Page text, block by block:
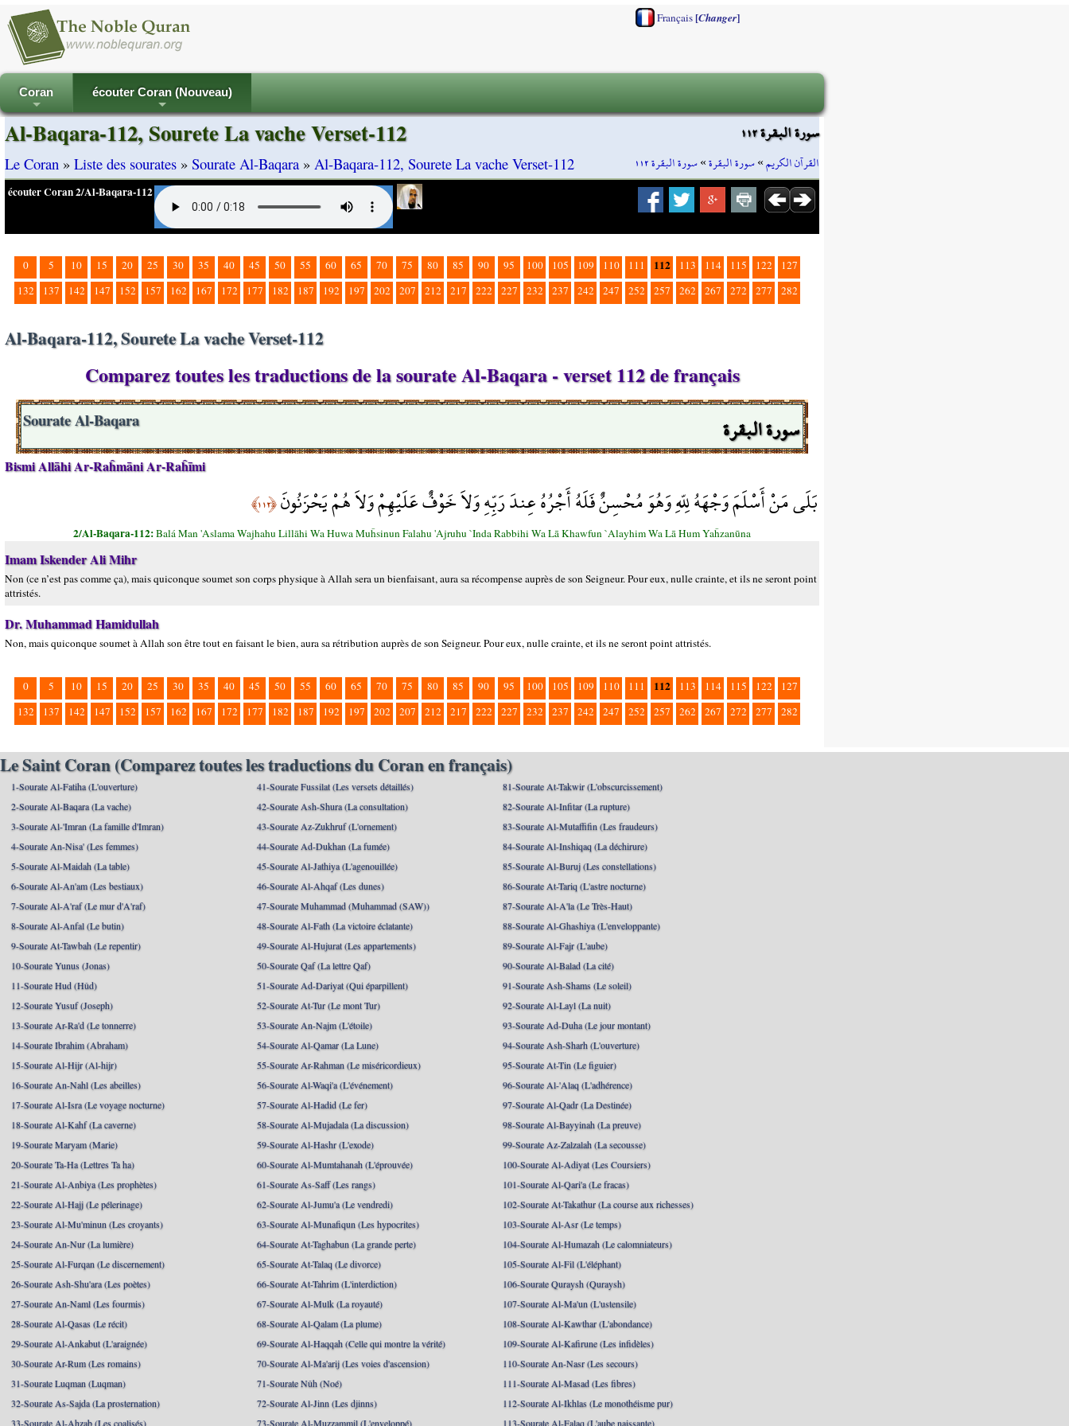
Français[Changer]
+
Coran
+
écouter Coran (Nouveau)
سورة البقرة ١١٢
القرآن الكريم»سورة البقرة»سورة البقرة ١١٢
Al-Baqara-112, Sourete La vache Verset-112
Le Coran » Liste des sourates » Sourate Al-Baqara » Al-Baqara-112, Sourete La vache Verset-112
écouter Coran 2/Al-Baqara-112
0 5 10 15 20 25 30 35 40 45 50 55 60 65 70 75 80 85 90 95 100 105 109 110 111 112 113 114 115 122
127
132
137 142 147 152 157 162 167 172 177 182 187 192 197 202 207 212 217 222 227 232 237 242 247 252 257 262 267 272 277 282
Al-Baqara-112, Sourete La vache Verset-112
Comparez toutes les traductions de la sourate Al-Baqara - verset 112 de français
سورة البقرة Sourate Al-Baqara
Bismi Allāhi Ar-Raĥmāni Ar-Raĥīmi
بَلَى مَنْ أَسْلَمَ وَجْهَهُ لِلّهِ وَهُوَ مُحْسِنٌ فَلَهُ أَجْرُهُ عِندَ رَبِّهِ وَلاَ خَوْفٌ عَلَيْهِمْ وَلاَ هُمْ يَحْزَنُونَ﴿١١٢﴾
2/Al-Baqara-112:Balá Man 'Aslama Wajhahu Lillāhi Wa Huwa Muĥsinun Falahu 'Ajruhu `Inda Rabbihi Wa Lā Khawfun `Alayhim Wa Lā Hum Yaĥzanūna
Imam Iskender Ali Mihr
Non (ce n’est pas comme ça), mais quiconque soumet son corps physique à Allah sera un bienfaisant, aura sa récompense auprès de son Seigneur. Pour eux, nulle crainte, et ils ne seront point
attristés.
Dr. Muhammad Hamidullah
Non, mais quiconque soumet à Allah son être tout en faisant le bien, aura sa rétribution auprès de son Seigneur. Pour eux, nulle crainte, et ils ne seront point attristés.
0 5 10 15 20 25 30 35 40 45 50 55 60 65 70 75 80 85 90 95 100 105 109 110 111 112 113 114 115 122
127
132
137 142 147 152 157 162 167 172 177 182 187 192 197 202 207 212 217 222 227 232 237 242 247 252 257 262 267 272 277 282
Le Saint Coran (Comparez toutes les traductions du Coran en français)
1-Sourate Al-Fatiha (L'ouverture)
2-Sourate Al-Baqara (La vache)
3-Sourate Al-'Imran (La famille d'Imran)
4-Sourate An-Nisa' (Les femmes)
5-Sourate Al-Maidah (La table)
6-Sourate Al-An'am (Les bestiaux)
7-Sourate Al-A'raf (Le mur d'A'raf)
8-Sourate Al-Anfal (Le butin)
9-Sourate At-Tawbah (Le repentir)
10-Sourate Yunus (Jonas)
11-Sourate Hud (Hûd)
12-Sourate Yusuf (Joseph)
13-Sourate Ar-Ra'd (Le tonnerre)
14-Sourate Ibrahim (Abraham)
15-Sourate Al-Hijr (Al-hijr)
16-Sourate An-Nahl (Les abeilles)
17-Sourate Al-Isra (Le voyage nocturne)
18-Sourate Al-Kahf (La caverne)
19-Sourate Maryam (Marie)
20-Sourate Ta-Ha (Lettres Ta ha)
21-Sourate Al-Anbiya (Les prophètes)
22-Sourate Al-Hajj (Le pélerinage)
23-Sourate Al-Mu'minun (Les croyants)
24-Sourate An-Nur (La lumière)
25-Sourate Al-Furqan (Le discernement)
26-Sourate Ash-Shu'ara (Les poètes)
27-Sourate An-Naml (Les fourmis)
28-Sourate Al-Qasas (Le récit)
29-Sourate Al-Ankabut (L'araignée)
30-Sourate Ar-Rum (Les romains)
31-Sourate Luqman (Luqman)
32-Sourate As-Sajda (La prosternation)
33-Sourate Al-Ahzab (Les coalisés)
41-Sourate Fussilat (Les versets détaillés)
42-Sourate Ash-Shura (La consultation)
43-Sourate Az-Zukhruf (L'ornement)
44-Sourate Ad-Dukhan (La fumée)
45-Sourate Al-Jathiya (L'agenouillée)
46-Sourate Al-Ahqaf (Les dunes)
47-Sourate Muhammad (Muhammad (SAW))
48-Sourate Al-Fath (La victoire éclatante)
49-Sourate Al-Hujurat (Les appartements)
50-Sourate Qaf (La lettre Qaf)
51-Sourate Ad-Dariyat (Qui éparpillent)
52-Sourate At-Tur (Le mont Tur)
53-Sourate An-Najm (L'étoile)
54-Sourate Al-Qamar (La Lune)
55-Sourate Ar-Rahman (Le miséricordieux)
56-Sourate Al-Waqi'a (L'événement)
57-Sourate Al-Hadid (Le fer)
58-Sourate Al-Mujadala (La discussion)
59-Sourate Al-Hashr (L'exode)
60-Sourate Al-Mumtahanah (L'éprouvée)
61-Sourate As-Saff (Les rangs)
62-Sourate Al-Jumu'a (Le vendredi)
63-Sourate Al-Munafiqun (Les hypocrites)
64-Sourate At-Taghabun (La grande perte)
65-Sourate At-Talaq (Le divorce)
66-Sourate At-Tahrim (L'interdiction)
67-Sourate Al-Mulk (La royauté)
68-Sourate Al-Qalam (La plume)
69-Sourate Al-Haqqah (Celle qui montre la vérité)
70-Sourate Al-Ma'arij (Les voies d'ascension)
71-Sourate Nûh (Noé)
72-Sourate Al-Jinn (Les djinns)
73-Sourate Al-Muzzammil (L'enveloppé)
81-Sourate At-Takwir (L'obscurcissement)
82-Sourate Al-Infitar (La rupture)
83-Sourate Al-Mutaffifin (Les fraudeurs)
84-Sourate Al-Inshiqaq (La déchirure)
85-Sourate Al-Buruj (Les constellations)
86-Sourate At-Tariq (L'astre nocturne)
87-Sourate Al-A'la (Le Très-Haut)
88-Sourate Al-Ghashiya (L'enveloppante)
89-Sourate Al-Fajr (L'aube)
90-Sourate Al-Balad (La cité)
91-Sourate Ash-Shams (Le soleil)
92-Sourate Al-Layl (La nuit)
93-Sourate Ad-Duha (Le jour montant)
94-Sourate Ash-Sharh (L'ouverture)
95-Sourate At-Tin (Le figuier)
96-Sourate Al-'Alaq (L'adhérence)
97-Sourate Al-Qadr (La Destinée)
98-Sourate Al-Bayyinah (La preuve)
99-Sourate Az-Zalzalah (La secousse)
100-Sourate Al-Adiyat (Les Coursiers)
101-Sourate Al-Qari'a (Le fracas)
102-Sourate At-Takathur (La course aux richesses)
103-Sourate Al-Asr (Le temps)
104-Sourate Al-Humazah (Le calomniateurs)
105-Sourate Al-Fil (L'éléphant)
106-Sourate Quraysh (Quraysh)
107-Sourate Al-Ma'un (L'ustensile)
108-Sourate Al-Kawthar (L'abondance)
109-Sourate Al-Kafirune (Les infidèles)
110-Sourate An-Nasr (Les secours)
111-Sourate Al-Masad (Les fibres)
112-Sourate Al-Ikhlas (Le monothéisme pur)
113-Sourate Al-Falaq (L'aube naissante)